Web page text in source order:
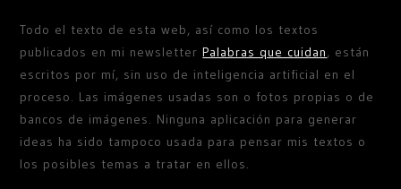
Todo el texto de esta web, así como los textos
publicados en mi newsletterPalabras que cuidan, están
escritos por mí, sin uso de inteligencia artificial en el
proceso. Las imágenes usadas son o fotos propias o de
bancos de imágenes. Ninguna aplicación para generar
ideas ha sido tampoco usada para pensar mis textos o
los posibles temas a tratar en ellos.